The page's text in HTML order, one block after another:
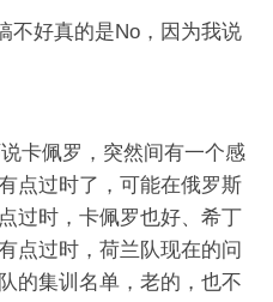
好真的是No，因为我说
卡佩罗，突然间有一个感
点过时了，可能在俄罗斯
过时，卡佩罗也好、希丁
点过时，荷兰队现在的问
的集训名单，老的，也不